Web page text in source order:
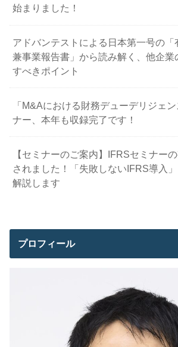
始まりました！
アドバンテストによる日本第一号の「
兼事業報告書」から読み解く、他企業
すべきポイント
「M&Aにおける財務デューデリジェ
ナー、本年も収録完了です！
【セミナーのご案内】IFRSセミナー
されました！「失敗しないIFRS導入
解説します
プロフィール